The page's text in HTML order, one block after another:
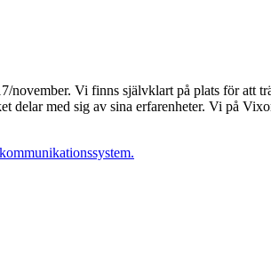
Vi finns självklart på plats för att
med sig av sina erfarenheter. Vi på